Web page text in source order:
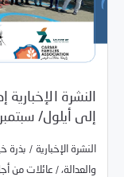
إلى أيلول/ سبتمبر 2024
النشرة الإخبارية / بذرة
والعدالة، / عائلات من